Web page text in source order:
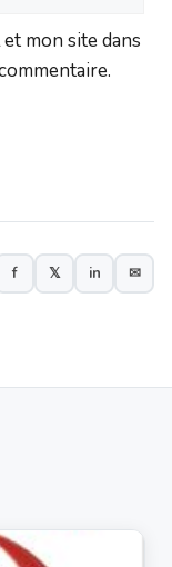
mon site dans
f 𝕏 in ✉